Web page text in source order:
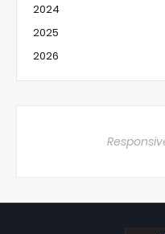
2024
2025
2026